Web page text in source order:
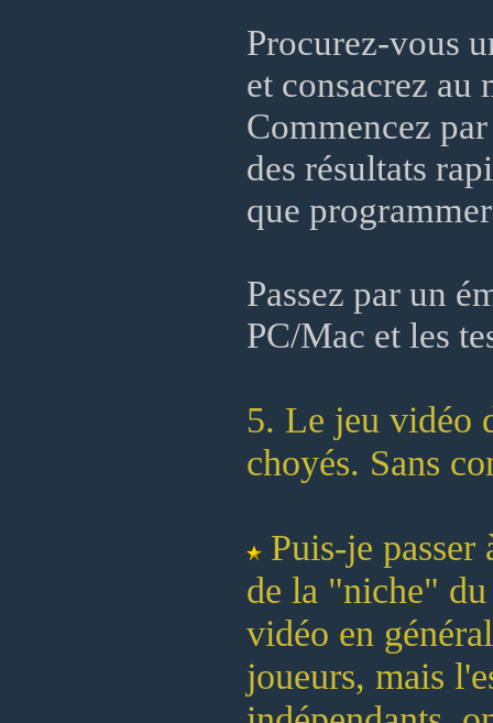
Procurez-vous
et consacrez au
Commencez
des résultats
que
Passez par un
PC/Mac et les
5. Le jeu vidéo
choyés. Sans
Puis-je passer
de la "niche"
vidéo en
joueurs, mais